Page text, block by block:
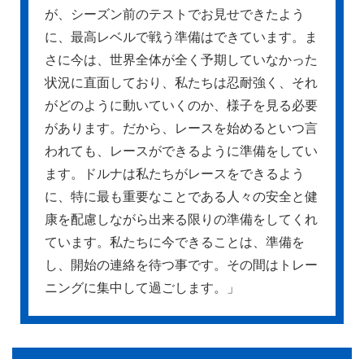
が、シーズン前のテストでお見せできたよう
に、最高レベルで戦う準備はできています。ま
さに今は、世界全体が全く予期していなかった
状況に直面しており、私たちは忍耐強く、それ
がどのように動いていくのか、様子を見る必要
があります。だから、レースを始めるといつ言
われても、レースができるように準備をしてい
ます。ドルナは私たちがレースをできるよう
に、特に最も重要なことである人々の安全と健
康を配慮しながら出来る限りの準備をしてくれ
ています。私たちに今できることは、準備を
し、開始の連絡を待つ事です。その間はトレー
ニングに集中して過ごします。」